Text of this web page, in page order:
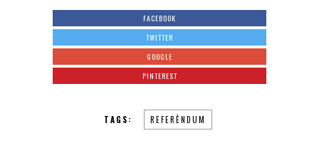
FACEBOOK
TWITTER
GOOGLE
PINTEREST
TAGS: REFERÈNDUM